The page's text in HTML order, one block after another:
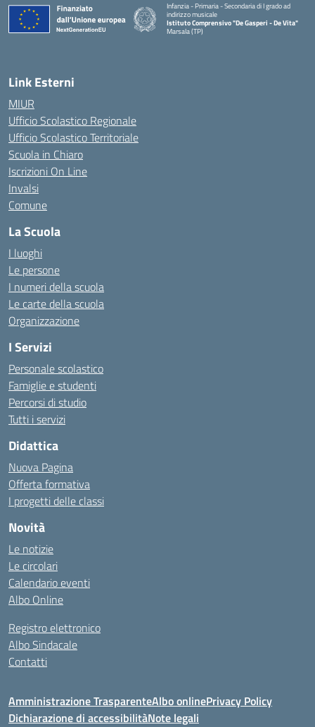
Infanzia - Primaria - Secondaria di I grado ad
indirizzo musicale
Istituto Comprensivo "De Gasperi - De Vita"
Marsala (TP)
Link Esterni
MIUR
Ufficio Scolastico Regionale
Ufficio Scolastico Territoriale
Scuola in Chiaro
Iscrizioni On Line
Invalsi
Comune
La Scuola
I luoghi
Le persone
I numeri della scuola
Le carte della scuola
Organizzazione
I Servizi
Personale scolastico
Famiglie e studenti
Percorsi di studio
Tutti i servizi
Didattica
Nuova Pagina
Offerta formativa
I progetti delle classi
Novità
Le notizie
Le circolari
Calendario eventi
Albo Online
Registro elettronico
Albo Sindacale
Contatti
Amministrazione TrasparenteAlbo onlinePrivacy Policy
Dichiarazione di accessibilitàNote legali